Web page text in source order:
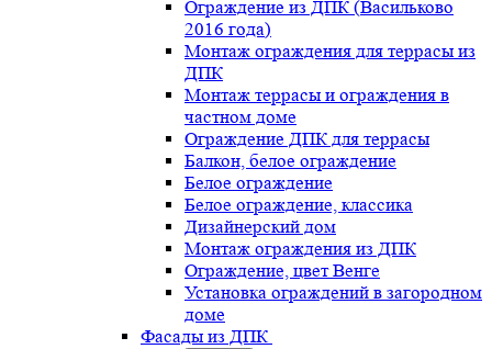
Ограждение из ДПК (Васильково
2016 года)
Монтаж ограждения для террасы из
ДПК
Монтаж террасы и ограждения в
частном доме
Ограждение ДПК для террасы
Балкон, белое ограждение
Белое ограждение
Белое ограждение, классика
Дизайнерский дом
Монтаж ограждения из ДПК
Ограждение, цвет Венге
Установка ограждений в загородном
доме
Фасады из ДПК